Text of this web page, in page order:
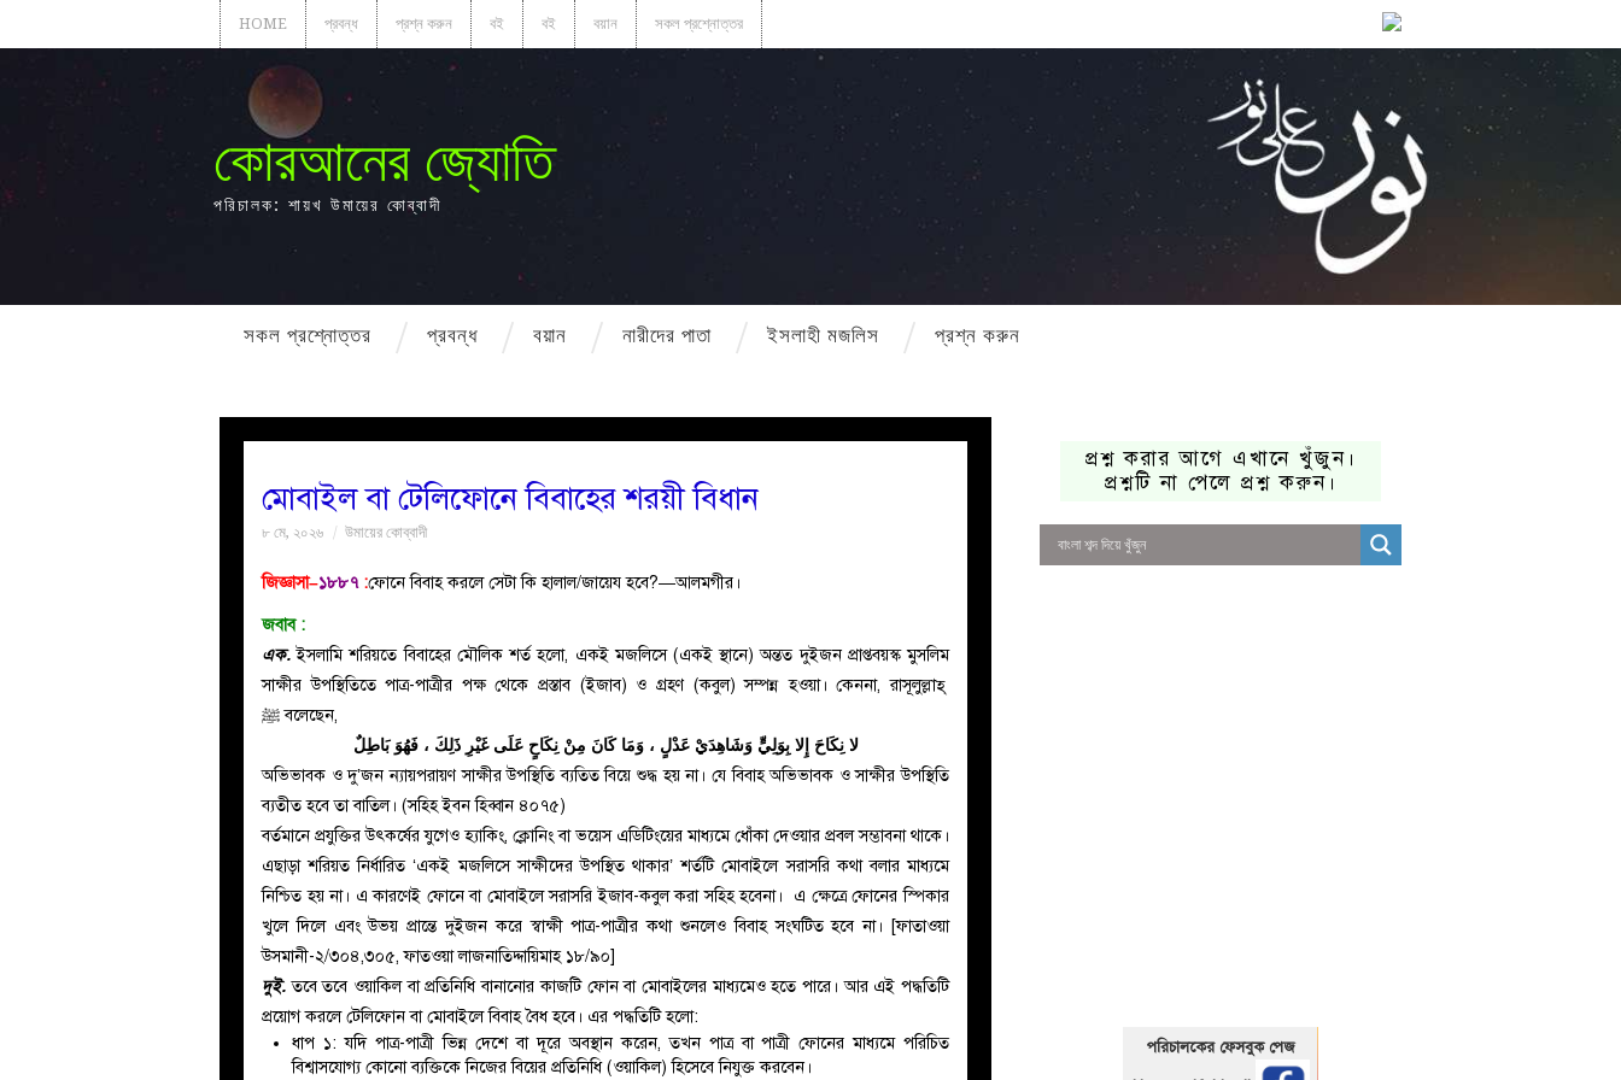
HOME প্রবন্ধ প্রশ্ন করুন বই বই বয়ান সকল প্রশ্নোত্তর
কোরআনের জ্যোতি
পরিচালক: শায়খ উমায়ের কোব্বাদী
সকল প্রশ্নোত্তর প্রবন্ধ বয়ান নারীদের পাতা ইসলাহী মজলিস প্রশ্ন করুন
মোবাইল বা টেলিফোনে বিবাহের শরয়ী বিধান
৮ মে, ২০২৬ উমায়ের কোব্বাদী
জিজ্ঞাসা–১৮৮৭ :ফোনে বিবাহ করলে সেটা কি হালাল/জায়েয হবে?—আলমগীর।
জবাব:
এক. ইসলামি শরিয়তে বিবাহের মৌলিক শর্ত হলো, একই মজলিসে (একই স্থানে) অন্তত দুইজন প্রাপ্তবয়স্ক মুসলিম
সাক্ষীর উপস্থিতিতে পাত্র-পাত্রীর পক্ষ থেকে প্রস্তাব (ইজাব) ও গ্রহণ (কবুল) সম্পন্ন হওয়া। কেননা, রাসূলুল্লাহ্
ﷺবলেছেন,
لا نِكَاحَ إِلا بِوَلِيٍّ وَشَاهِدَيْ عَدْلٍ ، وَمَا كَانَ مِنْ نِكَاحٍ عَلَى غَيْرِ ذَلِكَ ، فَهُوَ بَاطِلٌ
অভিভাবক ও দু’জন ন্যায়পরায়ণ সাক্ষীর উপস্থিতি ব্যতিত বিয়ে শুদ্ধ হয় না। যে বিবাহ অভিভাবক ও সাক্ষীর উপস্থিতি
ব্যতীত হবে তা বাতিল। (সহিহ ইবন হিব্বান ৪০৭৫)
বর্তমানে প্রযুক্তির উৎকর্ষের যুগেও হ্যাকিং, ক্লোনিং বা ভয়েস এডিটিংয়ের মাধ্যমে ধোঁকা দেওয়ার প্রবল সম্ভাবনা থাকে।
এছাড়া শরিয়ত নির্ধারিত ‘একই মজলিসে সাক্ষীদের উপস্থিত থাকার’ শর্তটি মোবাইলে সরাসরি কথা বলার মাধ্যমে
নিশ্চিত হয় না। এ কারণেই ফোনে বা মোবাইলে সরাসরি ইজাব-কবুল করা সহিহ হবেনা। এ ক্ষেত্রে ফোনের স্পিকার
খুলে দিলে এবং উভয় প্রান্তে দুইজন করে স্বাক্ষী পাত্র-পাত্রীর কথা শুনলেও বিবাহ সংঘটিত হবে না। [ফাতাওয়া
উসমানী-২/৩০৪,৩০৫, ফাতওয়া লাজনাতিদ্দায়িমাহ ১৮/৯০]
দুই. তবে তবে ওয়াকিল বা প্রতিনিধি বানানোর কাজটি ফোন বা মোবাইলের মাধ্যমেও হতে পারে। আর এই পদ্ধতিটি
প্রয়োগ করলে টেলিফোন বা মোবাইলে বিবাহ বৈধ হবে। এর পদ্ধতিটি হলো:
ধাপ ১: যদি পাত্র-পাত্রী ভিন্ন দেশে বা দূরে অবস্থান করেন, তখন পাত্র বা পাত্রী ফোনের মাধ্যমে পরিচিত
বিশ্বাসযোগ্য কোনো ব্যক্তিকে নিজের বিয়ের প্রতিনিধি (ওয়াকিল) হিসেবে নিযুক্ত করবেন।
প্রশ্ন করার আগে এখানে খুঁজুন।
প্রশ্নটি না পেলে প্রশ্ন করুন।
পরিচালকের ফেসবুক পেজ